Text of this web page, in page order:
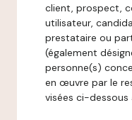
client, prospect,
utilisateur,
prestataire ou
(également
personne(s)
en œuvre par le
visées ci-dessous